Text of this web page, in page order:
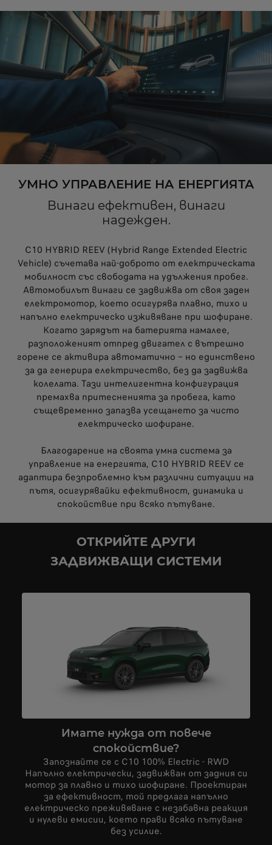
УМНО УПРАВЛЕНИЕ НА ЕНЕРГИЯТА
Винаги ефективен, винаги
надежден.
C10 HYBRID REEV (Hybrid Range Extended Electric
Vehicle) съчетава най-доброто от електрическата
мобилност със свободата на удължения пробег.
Автомобилът винаги се задвижва от своя заден
електромотор, което осигурява плавно, тихо и
напълно електрическо изживяване при шофиране.
Когато зарядът на батерията намалее,
разположеният отпред двигател с вътрешно
горене се активира автоматично – но единствено
за да генерира електричество, без да задвижва
колелата. Тази интелигентна конфигурация
премахва притесненията за пробега, като
същевременно запазва усещането за чисто
електрическо шофиране.
Благодарение на своята умна система за
управление на енергията, C10 HYBRID REEV се
адаптира безпроблемно към различни ситуации на
пътя, осигурявайки ефективност, динамика и
спокойствие при всяко пътуване.
ОТКРИЙТЕ ДРУГИ
ЗАДВИЖВАЩИ СИСТЕМИ
Имате нужда от повече
спокойствие?
Запознайте се с C10 100% Electric - RWD
Напълно електрически, задвижван от задния си
мотор за плавно и тихо шофиране. Проектиран
за ефективност, той предлага напълно
електрическо преживяване с незабавна реакция
и нулеви емисии, което прави всяко пътуване
без усилие.